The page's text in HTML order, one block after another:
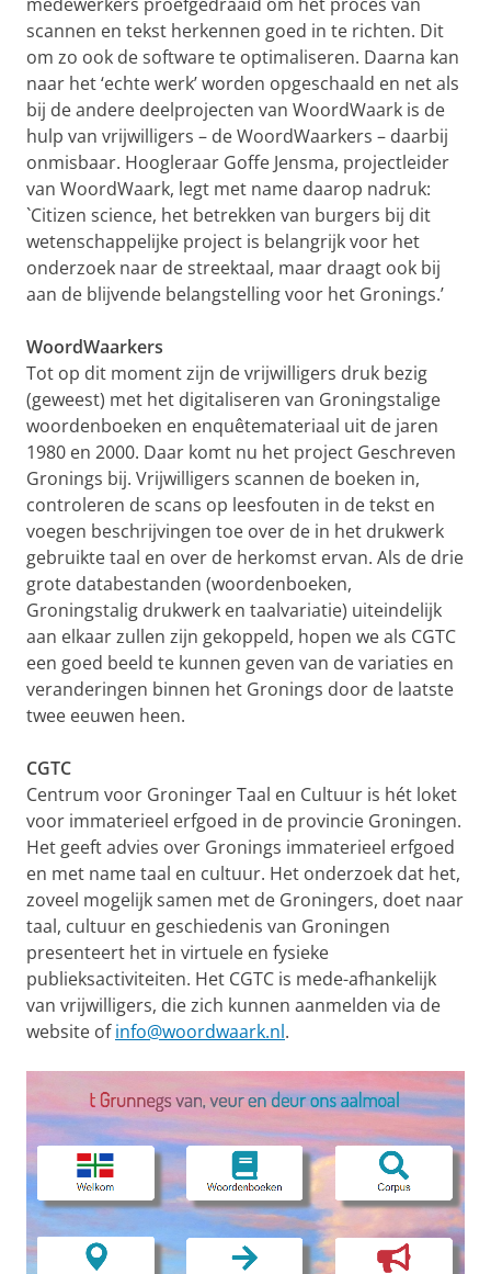
scannen en tekst herkennen goed in te richten. Dit
om zo ook de software te optimaliseren. Daarna kan
naar het ‘echte werk’ worden opgeschaald en net als
bij de andere deelprojecten van WoordWaark is de
hulp van vrijwilligers – de WoordWaarkers – daarbij
onmisbaar. Hoogleraar Goffe Jensma, projectleider
van WoordWaark, legt met name daarop nadruk:
`Citizen science, het betrekken van burgers bij dit
wetenschappelijke project is belangrijk voor het
onderzoek naar de streektaal, maar draagt ook bij
aan de blijvende belangstelling voor het Gronings.’
WoordWaarkers
Tot op dit moment zijn de vrijwilligers druk bezig
(geweest) met het digitaliseren van Groningstalige
woordenboeken en enquêtemateriaal uit de jaren
1980 en 2000. Daar komt nu het project Geschreven
Gronings bij. Vrijwilligers scannen de boeken in,
controleren de scans op leesfouten in de tekst en
voegen beschrijvingen toe over de in het drukwerk
gebruikte taal en over de herkomst ervan. Als de drie
grote databestanden (woordenboeken,
Groningstalig drukwerk en taalvariatie) uiteindelijk
aan elkaar zullen zijn gekoppeld, hopen we als CGTC
een goed beeld te kunnen geven van de variaties en
veranderingen binnen het Gronings door de laatste
twee eeuwen heen.
CGTC
Centrum voor Groninger Taal en Cultuur is hét loket
voor immaterieel erfgoed in de provincie Groningen.
Het geeft advies over Gronings immaterieel erfgoed
en met name taal en cultuur. Het onderzoek dat het,
zoveel mogelijk samen met de Groningers, doet naar
taal, cultuur en geschiedenis van Groningen
presenteert het in virtuele en fysieke
publieksactiviteiten. Het CGTC is mede-afhankelijk
van vrijwilligers, die zich kunnen aanmelden via de
website ofinfo@woordwaark.nl.